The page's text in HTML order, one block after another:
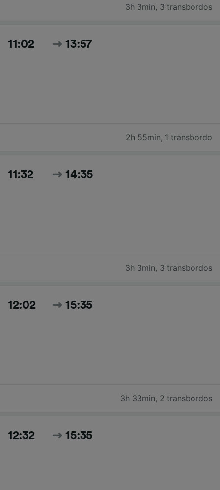
3h 3min, 3 transbordos
11:02 13:57
2h 55min, 1 transbordo
11:32 14:35
3h 3min, 3 transbordos
12:02 15:35
3h 33min, 2 transbordos
12:32 15:35